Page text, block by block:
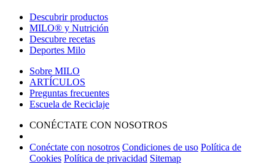
Descubrir productos
MILO® y Nutrición
Descubre recetas
Deportes Milo
Sobre MILO
ARTÍCULOS
Preguntas frecuentes
Escuela de Reciclaje
CONÉCTATE CON NOSOTROS
Conéctate con nosotros Condiciones de uso Política de
Cookies Política de privacidad Sitemap